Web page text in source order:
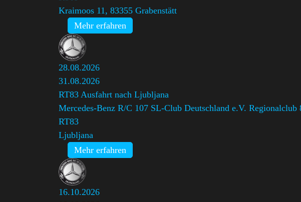
Kraimoos 11, 83355 Grabenstätt
Mehr erfahren
28.08.2026
31.08.2026
RT83 Ausfahrt nach Ljubljana
Mercedes-Benz R/C 107 SL-Club Deutschland e.V. Regionalclub
RT83
Ljubljana
Mehr erfahren
16.10.2026